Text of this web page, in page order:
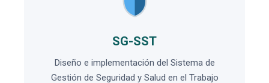
SG-SST
Diseño e implementación del Sistema de
Gestión de Seguridad y Salud en el Trabajo